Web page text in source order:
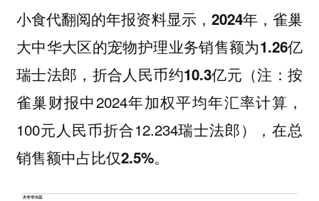
小食代翻阅的年报资料显示， 2024年，雀巢
大中华大区的宠物护理业务销售额为1.26亿
瑞士法郎，折合人民币约10.3亿元 （注：按
雀巢财报中2024年加权平均年汇率计算，
100元人民币折合12.234瑞士法郎），在总
销售额中占比仅2.5%。